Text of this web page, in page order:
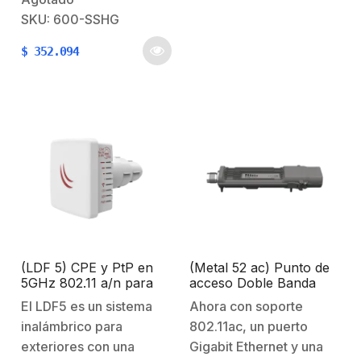
energía (líneas de datos
y de alimenta ción): 2.1
J• Temperatura de
SKU: 600-SSHG
$ 352.094
(LDF 5) CPE y PtP en
5GHz 802.11 a/n para
Antenas Reflectoras.
El LDF5 es un sistema
inalámbrico para
exteriores con una
(Metal 52 ac) Punto de
acceso Doble Banda
802.11 a/b/g/n/ac, Hasta
1260mW de potencia
con carcasa Metálica
para inmunidad al ruido.
Ahora con soporte
802.11ac, un puerto
Gigabit Ethernet y una